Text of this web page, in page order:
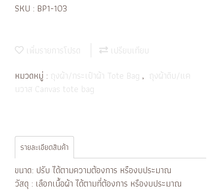
SKU : BP1-103
เพิ่มรายการโปรด
เปรียบเทียบ
หมวดหมู่ : ถุงผ้า/กระเป๋าผ้า Tote Bag , ถุงผ้าดิบ/แค
นวาส Canvas tote bag
รายละเอียดสินค้า
ขนาด: ปรับ ได้ตามความต้องการ หรืองบประมาณ
วัสดุ : เลือกเนื้อผ้า ได้ตามที่ต้องการ หรืองบประมาณ